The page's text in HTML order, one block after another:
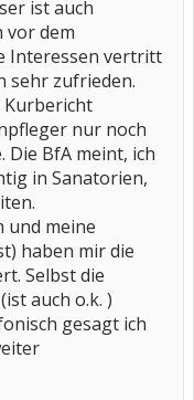
ist auch
vor dem
Interessen vertritt
sehr zufrieden.
Kurbericht
nur noch
BfA meint, ich
in Sanatorien,
und meine
haben mir die
Selbst die
auch o.k. )
gesagt ich